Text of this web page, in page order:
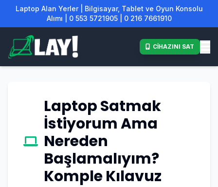
Laptop Alan Yerler | Bilgisayar, Tablet ve Oyun Konsolu
Alımı | 0 553 5721905 | 0 216 7661910
CİHAZINI SAT
Laptop Satmak
İstiyorum Ama
Nereden
Başlamalıyım?
Komple Kılavuz